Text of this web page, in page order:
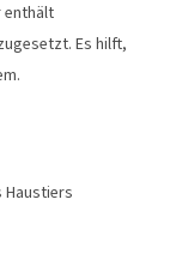
enthält
Es hilft,
Haustiers